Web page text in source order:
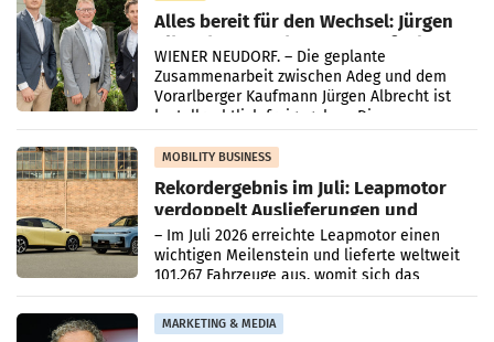
Alles bereit für den Wechsel: Jürgen
Albrecht setzt ab 1.1.2027 auf Adeg
WIENER NEUDORF. – Die geplante
Zusammenarbeit zwischen Adeg und dem
Vorarlberger Kaufmann Jürgen Albrecht ist
kartellrechtlich freigegeben: Die
Bundeswettbewerbsbehörde und der
Bundeskartellanwalt
MOBILITY BUSINESS
Rekordergebnis im Juli: Leapmotor
verdoppelt Auslieferungen und
überschreitet die 100.000er-Marke
– Im Juli 2026 erreichte Leapmotor einen
wichtigen Meilenstein und lieferte weltweit
101.267 Fahrzeuge aus, womit sich das
Ergebnis gegenüber Juli 2025 mehr als
verdoppelte (+102
MARKETING & MEDIA